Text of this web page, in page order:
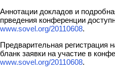
Аннотации докладов и
прведения конференции
www.sovel.org/20110608.
Предварительная регистрация
бланк заявки на участие в
www.sovel.org/20110608.